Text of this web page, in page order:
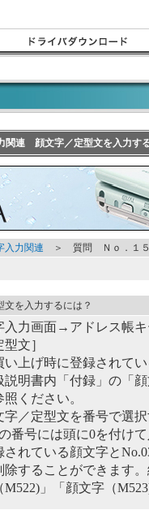
連 顔文字／定型文を入力す
入力関連 ＞ 質問 Ｎｏ．１
文を入力するには？
入力画面→アドレス帳
型文］
い上げ時に登録されて
説明書内「付録」の「
照ください。
字／定型文を番号で選
番号には頭に0を付け
されている顔文字と
除することができます
M522)」「顔文字（